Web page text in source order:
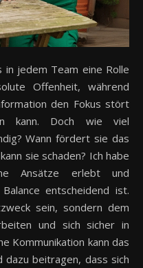
Offenheit, während
den Fokus stört
kann. Doch wie viel
Wann fördert sie das
sie schaden? Ich habe
Ansätze erlebt und
entscheidend ist.
sein, sondern dem
und sich sicher in
Kommunikation kann das
beitragen, dass sich